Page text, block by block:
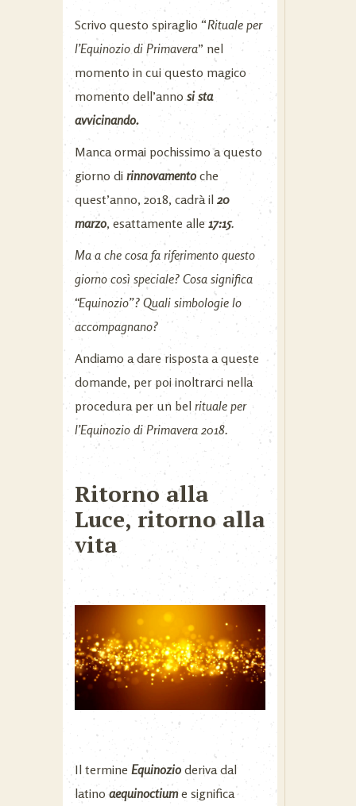
Scrivo questo spiraglio “Rituale per
l’Equinozio di Primavera” nel
momento in cui questo magico
momento dell’annosi sta
avvicinando.
Manca ormai pochissimo a questo
giorno di rinnovamento che
quest’anno, 2018, cadrà il 20
marzo, esattamente alle 17:15.
Ma a che cosa fa riferimento questo
giorno così speciale? Cosa significa
“Equinozio”? Quali simbologie lo
accompagnano?
Andiamo a dare risposta a queste
domande, per poi inoltrarci nella
procedura per un bel rituale per
l’Equinozio di Primavera 2018.
Ritorno alla
Luce, ritorno alla
vita
Il termine Equinozio deriva dal
latino aequinoctiume significa